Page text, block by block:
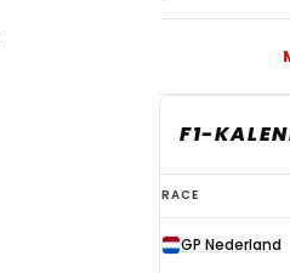
F1-
F1-
kalender
2026
RACE
GP Nederland